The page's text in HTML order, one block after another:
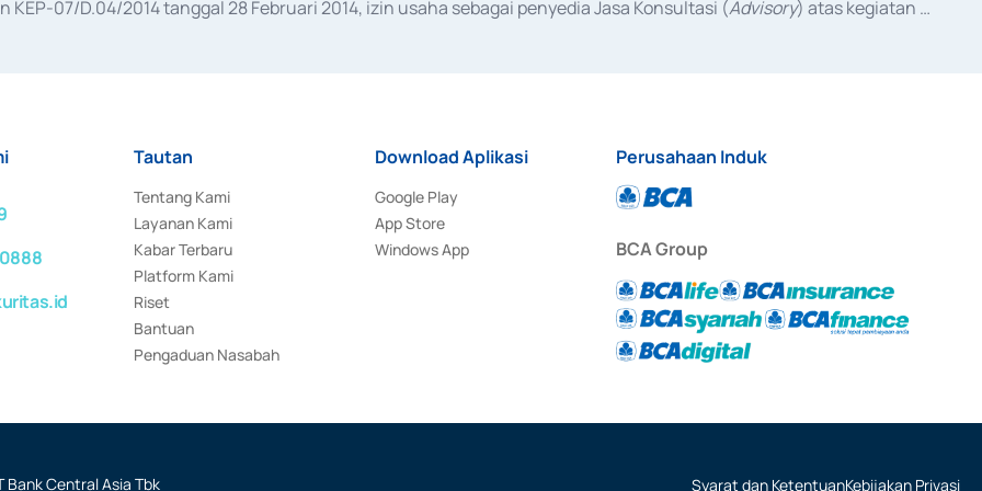
KEP-07/D.04/2014 tanggal 28 Februari 2014, izin usaha sebagai penyedia Jasa Konsultasi (Advisory) atas kegiatan
Tautan
Tentang Kami
Layanan Kami
Kabar Terbaru
Platform Kami
Riset
Bantuan
Pengaduan Nasabah
Download Aplikasi
Google Play
App Store
Windows App
Perusahaan Induk
BCA Group
Bank Central Asia Tbk
Syarat dan KetentuanKebijakan Privasi